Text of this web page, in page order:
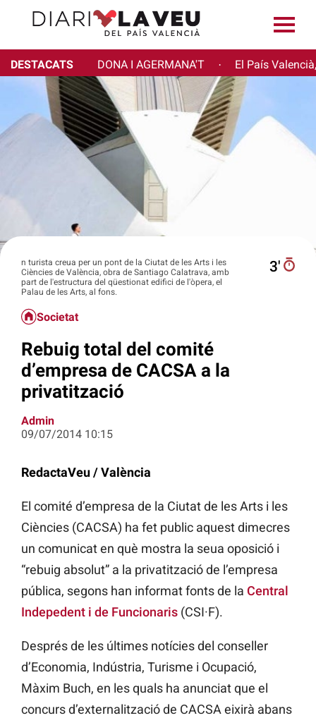
DESTACATS DONA I AGERMANA'T · El País
n turista creua per un pont de la Ciutat de les Arts i les
Ciències de València, obra de Santiago Calatrava, amb
part de l'estructura del qüestionat edifici de l'òpera, el
Palau de les Arts, al fons.
3′
Societat
Rebuig total del comité
d’empresa de CACSA a la
privatització
Admin
09/07/2014 10:15
RedactaVeu / València
El comité d’empresa de la Ciutat de les Arts i les
Ciències (CACSA) ha fet public aquest dimecres
un comunicat en què mostra la seua oposició i
“rebuig absolut” a la privatització de l’empresa
pública, segons han informat fonts de la Central
Indepedent i de Funcionaris (CSI·F).
Després de les últimes notícies del conseller
d’Economia, Indústria, Turisme i Ocupació,
Màxim Buch, en les quals ha anunciat que el
concurs d’externalització de CACSA eixirà abans